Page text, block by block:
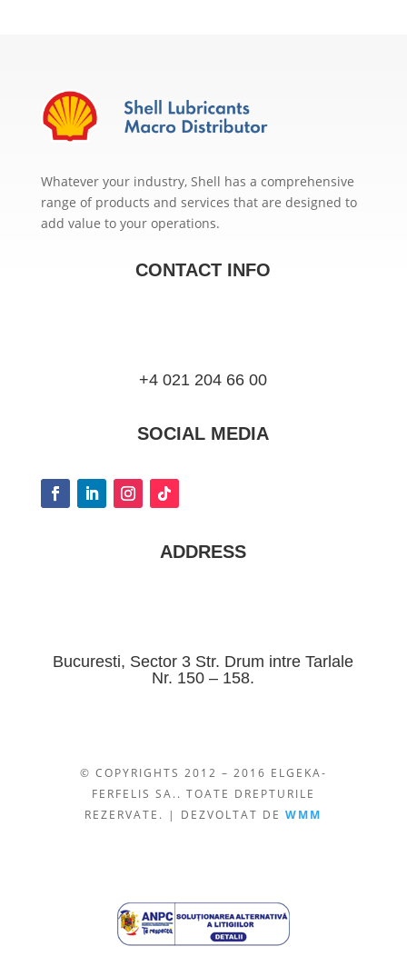
Whatever your industry, Shell has a comprehensive
range of products and services that are designed to
add value to your operations.
CONTACT INFO
+4 021 204 66 00
SOCIAL MEDIA
ADDRESS
Bucuresti, Sector 3 Str. Drum intre Tarlale
Nr. 150 – 158.
© COPYRIGHTS 2012 – 2016 ELGEKA-
FERFELIS SA.. TOATE DREPTURILE
REZERVATE. | DEZVOLTAT DEWMM